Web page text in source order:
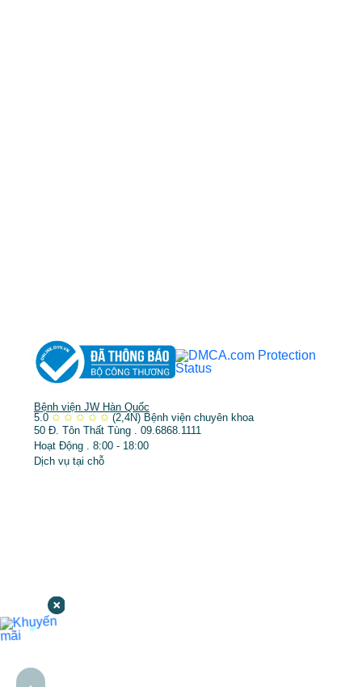
Bệnh viện JW Hàn Quốc
5.0 ✩ ✩ ✩ ✩ ✩ (2,4N) Bệnh viện chuyên khoa
50 Đ. Tôn Thất Tùng . 09.6868.1111
Hoạt Động . 8:00 - 18:00
Dịch vụ tại chỗ